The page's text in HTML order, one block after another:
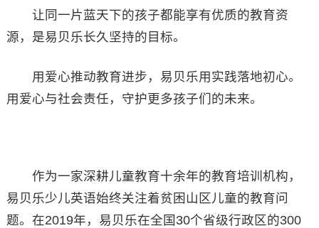
让同一片蓝天下的孩子都能享有优质的教育资
源，是易贝乐长久坚持的目标。
用爱心推动教育进步，易贝乐用实践落地初心。
用爱心与社会责任，守护更多孩子们的未来。
作为一家深耕儿童教育十余年的教育培训机构，
易贝乐少儿英语始终关注着贫困山区儿童的教育问
题。在2019年，易贝乐在全国30个省级行政区的300